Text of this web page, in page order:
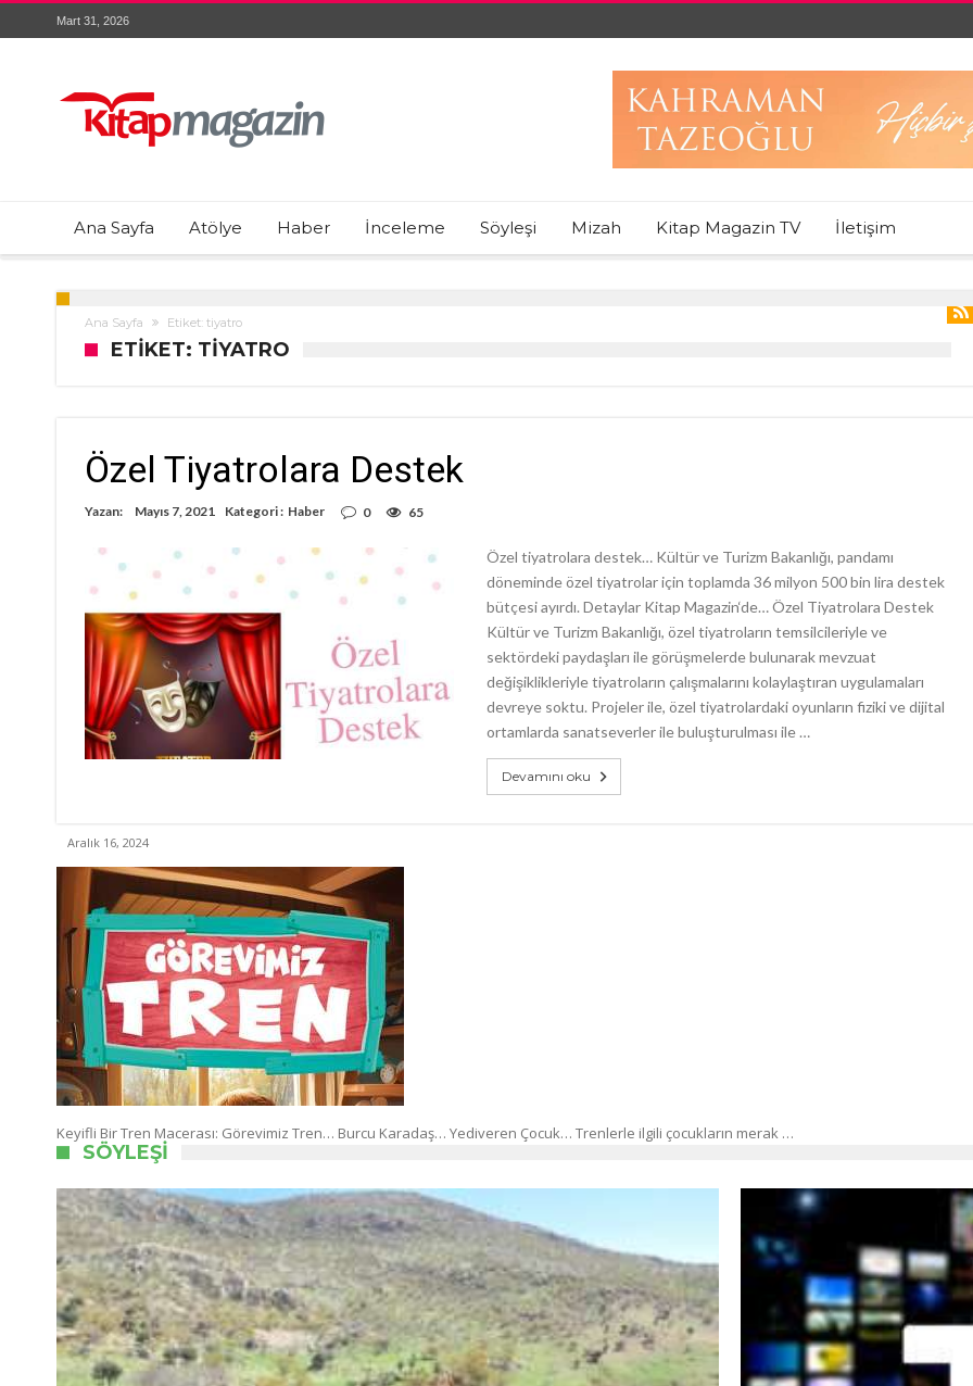
Mart 31, 2026
Ana Sayfa Atölye Haber İnceleme Söyleşi Mizah Kitap Magazin TV İletişim
Ana Sayfa Etiket: tiyatro
ETIKET: TIYATRO
Özel Tiyatrolara Destek
Yazan: Mayıs 7, 2021 Kategori : Haber 0 65
Özel tiyatrolara destek… Kültür ve Turizm Bakanlığı, pandamı
döneminde özel tiyatrolar için toplamda 36 milyon 500 bin lira destek
bütçesi ayırdı. Detaylar Kitap Magazin‘de… Özel Tiyatrolara Destek
Kültür ve Turizm Bakanlığı, özel tiyatroların temsilcileriyle ve
sektördeki paydaşları ile görüşmelerde bulunarak mevzuat
değişiklikleriyle tiyatroların çalışmalarını kolaylaştıran uygulamaları
devreye soktu. Projeler ile, özel tiyatrolardaki oyunların fiziki ve dijital
ortamlarda sanatseverler ile buluşturulması ile …
Devamını oku
Aralık 16, 2024
Keyifli Bir Tren Macerası: Görevimiz Tren… Burcu Karadaş… Yediveren Çocuk… Trenlerle ilgili çocukların merak …
SÖYLEŞI